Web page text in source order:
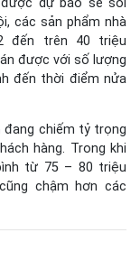
dự báo sẽ sôi
các sản phẩm nhà
đến trên 40 triệu
được với số lượng
đến thời điểm nửa
đang chiếm tỷ trọng
hàng. Trong khi
từ 75 – 80 triệu
chậm hơn các